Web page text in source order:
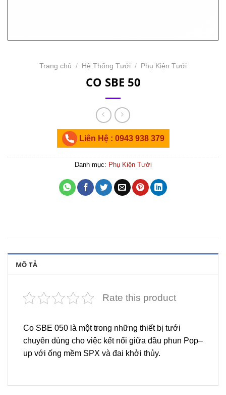
Trang chủ / Hệ Thống Tưới / Phụ Kiện Tưới
CO SBE 50
Liên Hệ : 0943 938 379
Danh mục: Phụ Kiện Tưới
MÔ TẢ
Rate this product
Co SBE 050 là một trong những thiết bị tưới
chuyên dùng cho việc kết nối giữa đầu phun Pop–
up với ống mềm SPX và đai khởi thủy.